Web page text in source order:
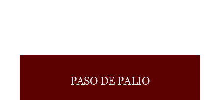
PASO DE PALIO